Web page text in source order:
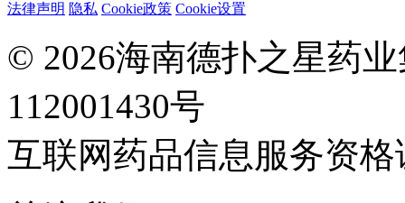
法律声明 隐私 Cookie政策 Cookie设置
© 2026海南德扑之星药
112001430号
互联网药品信息服务资格